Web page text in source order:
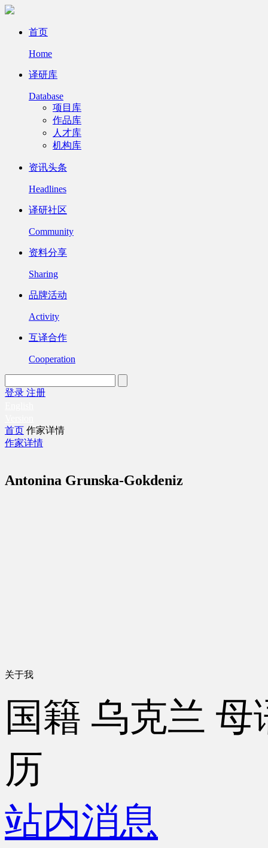
首页
Home
译研库
Database
项目库
作品库
人才库
机构库
资讯头条
Headlines
译研社区
Community
资料分享
Sharing
品牌活动
Activity
互译合作
Cooperation
登录 注册
首页 作家详情
作家详情
Antonina Grunska-Gokdeniz
关于我
国籍 乌克兰 母
历
站内消息